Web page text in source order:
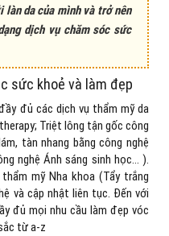
làn da của mình và trở nên
dịch vụ chăm sóc sức
sức khoẻ và làm đẹp
đủ các dịch vụ thẩm mỹ da
Triệt lông tận gốc công
tàn nhang bằng công nghệ
nghệ Ánh sáng sinh học… ).
mỹ Nha khoa (Tẩy trắng
và cập nhật liên tục. Đến với
đủ mọi nhu cầu làm đẹp vóc
từ a-z